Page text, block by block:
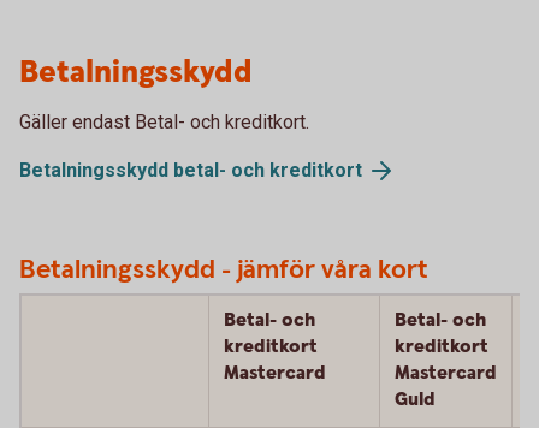
Betalningsskydd
Gäller endast Betal- och kreditkort.
Betalningsskydd betal- och kreditkort
Betalningsskydd - jämför våra kort
Betal- och
kreditkort
Mastercard
Betal- och
kreditkort
Mastercard
Guld